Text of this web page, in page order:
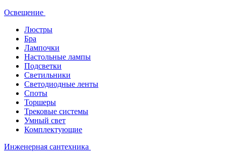
Освещение
Люстры
Бра
Лампочки
Настольные лампы
Подсветки
Светильники
Светодиодные ленты
Споты
Торшеры
Трековые системы
Умный свет
Комплектующие
Инженерная сантехника